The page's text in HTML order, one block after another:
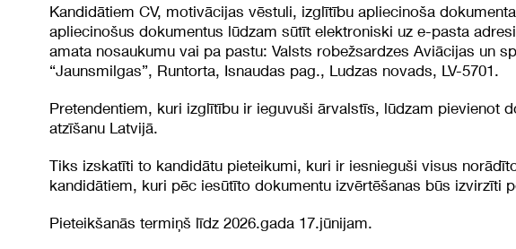
Kandidātiem CV, motivācijas vēstuli, izglītību apliecinoša
apliecinošus dokumentus lūdzam sūtīt elektroniski uz e-pasta
amata nosaukumu vai pa pastu: Valsts robežsardzes Aviācijas un
“Jaunsmilgas”, Runtorta, Isnaudas pag., Ludzas novads, LV-5701.
Pretendentiem, kuri izglītību ir ieguvuši ārvalstīs, lūdzam pievienot
atzīšanu Latvijā.
Tiks izskatīti to kandidātu pieteikumi, kuri ir iesnieguši visus
kandidātiem, kuri pēc iesūtīto dokumentu izvērtēšanas būs izvirzīti
Pieteikšanās termiņš līdz 2026.gada 17.jūnijam.